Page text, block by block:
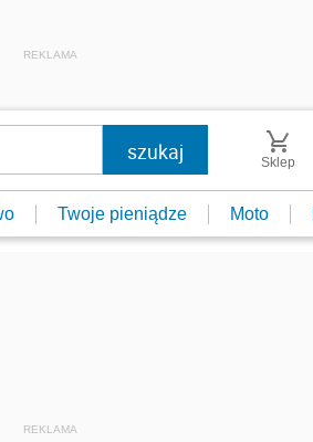
REKLAMA
Sklep
Twoje pieniądze Moto